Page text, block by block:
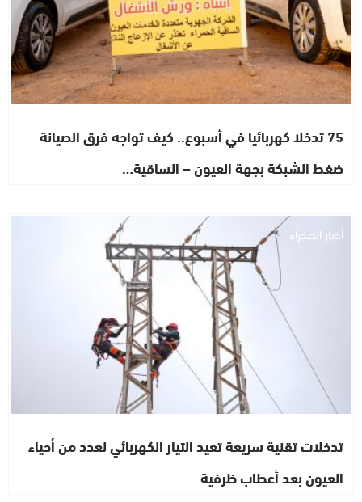
75 تدخلا كهربائيا في أسبوع.. كيف تواجه فرق الصيانة
ضغط الشبكة بجهة العيون – الساقية…
أخبار الصحراء
تدخلات تقنية سريعة تعيد التيار الكهربائي لعدد من أحياء
العيون بعد أعطاب ظرفية